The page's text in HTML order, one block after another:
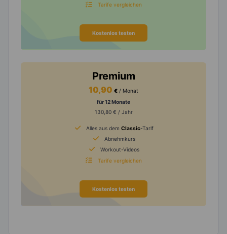
Tarife vergleichen
Kostenlos testen
Premium
10,90 € / Monat
für 12 Monate
130,80 € / Jahr
Alles aus dem Classic-Tarif
Abnehmkurs
Workout-Videos
Tarife vergleichen
Kostenlos testen